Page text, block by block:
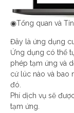
◉Tổng quan và
Đây là ứng dụng
Ứng dụng có thể
phép tạm ứng và
cứ lúc nào và bao
đó.
Phí dịch vụ sẽ
tạm ứng.